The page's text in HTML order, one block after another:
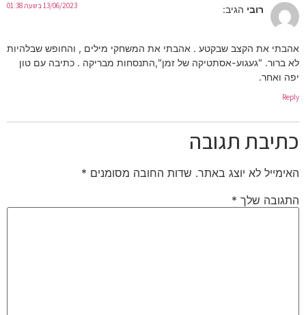
רובי הגיב: 13/06/2023 בשעה 01:38
אהבתי את הקצב שבקטע . אהבתי את המשחקי מילים , והחופש שבלהיות
לא ברור. "געגוע-אסתטיקה של זמן",התנסחות מבריקה . כתיבה עם טון
יפה ואחר.
Reply
כתיבת תגובה
האימייל לא יוצג באתר. שדות החובה מסומנים*
התגובה שלך*